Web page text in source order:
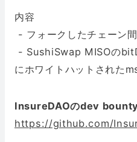
内容
- フォークしたチェーン
- SushiSwap MISOの
にホワイトハットされた
InsureDAOのdev bounty
https://github.com/